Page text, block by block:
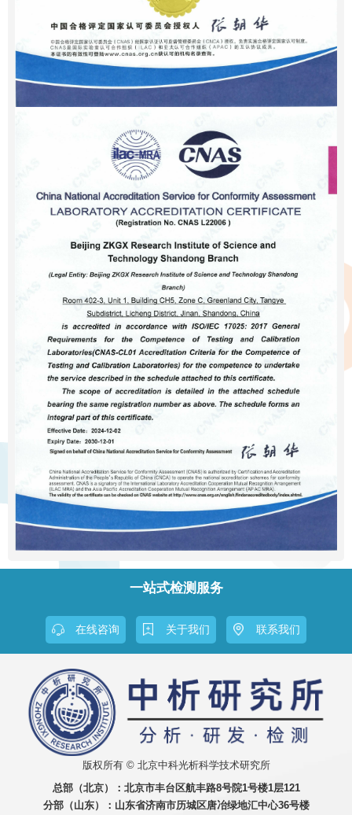
一站式检测服务
在线咨询 关于我们 联系我们
版权所有 © 北京中科光析科学技术研究所
总部（北京）： 北京市丰台区航丰路8号院1号楼1层121
分部（山东）： 山东省济南市历城区唐冶绿地汇中心36号楼